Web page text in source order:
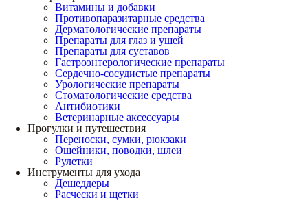
Витамины и добавки
Противопаразитарные средства
Дерматологические препараты
Препараты для глаз и ушей
Препараты для суставов
Гастроэнтерологические препараты
Сердечно-сосудистые препараты
Урологические препараты
Стоматологические средства
Антибиотики
Ветеринарные аксессуары
Прогулки и путешествия
Переноски, сумки, рюкзаки
Ошейники, поводки, шлеи
Рулетки
Инструменты для ухода
Дешеддеры
Расчески и щетки